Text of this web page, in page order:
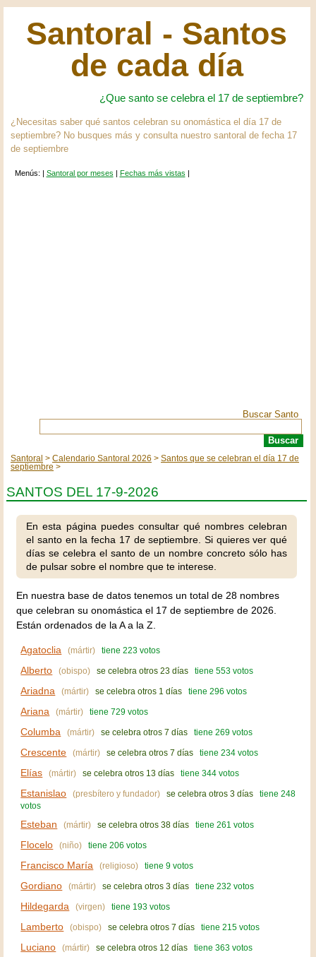
Santoral - Santos
de cada día
¿Que santo se celebra el 17 de septiembre?
¿Necesitas saber qué santos celebran su onomástica el día 17 de
septiembre? No busques más y consulta nuestro santoral de fecha 17
de septiembre
Menús: | Santoral por meses | Fechas más vistas |
Buscar Santo
Santoral Calendario Santoral 2026
Santos que se celebran el día 17 de
septiembre
SANTOS DEL 17-9-2026
En esta página puedes consultar qué nombres celebran
el santo en la fecha 17 de septiembre. Si quieres ver qué
días se celebra el santo de un nombre concreto sólo has
de pulsar sobre el nombre que te interese.
En nuestra base de datos tenemos un total de 28 nombres
que celebran su onomástica el 17 de septiembre de 2026.
Están ordenados de la A a la Z.
Agatoclia (mártir) tiene 223 votos
Alberto (obispo) se celebra otros 23 días tiene 553 votos
Ariadna (mártir) se celebra otros 1 días tiene 296 votos
Ariana (mártir) tiene 729 votos
Columba (mártir) se celebra otros 7 días tiene 269 votos
Crescente (mártir) se celebra otros 7 días tiene 234 votos
Elías (mártir) se celebra otros 13 días tiene 344 votos
Estanislao (presbítero y fundador) se celebra otros 3 días
tiene 248
votos
Esteban (mártir) se celebra otros 38 días tiene 261 votos
Flocelo (niño) tiene 206 votos
Francisco María (religioso) tiene 9 votos
Gordiano (mártir) se celebra otros 3 días tiene 232 votos
Hildegarda (virgen) tiene 193 votos
Lamberto (obispo) se celebra otros 7 días tiene 215 votos
Luciano (mártir) se celebra otros 12 días tiene 363 votos